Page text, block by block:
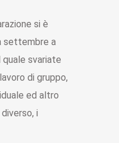
si è
settembre a
svariate
di gruppo,
ed altro
i